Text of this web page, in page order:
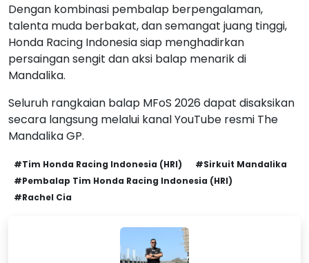
Dengan kombinasi pembalap berpengalaman,
talenta muda berbakat, dan semangat juang tinggi,
Honda Racing Indonesia siap menghadirkan
persaingan sengit dan aksi balap menarik di
Mandalika.
Seluruh rangkaian balap MFoS 2026 dapat disaksikan
secara langsung melalui kanal YouTube resmi The
Mandalika GP.
#Tim Honda Racing Indonesia (HRI)
#Sirkuit Mandalika
#Pembalap Tim Honda Racing Indonesia (HRI)
#Rachel Cia